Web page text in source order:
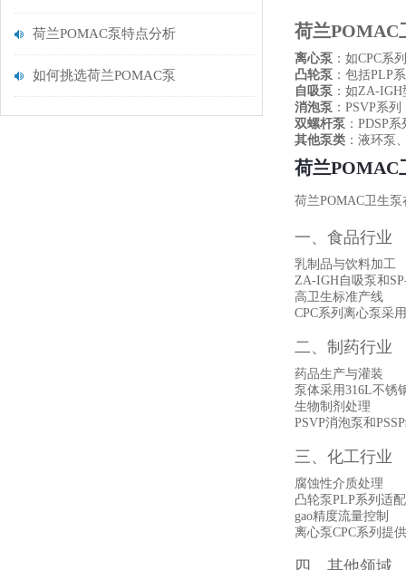
荷兰POMAC泵特点分析
如何挑选荷兰POMAC泵
荷兰POMAC
离心泵 ：如CPC系
凸轮泵 ：包括PLP
自吸泵 ：如ZA-
消泡泵 ：PSVP系
双螺杆泵 ：PDSP
其他泵类 ：液环泵
荷兰POMAC
荷兰POMAC卫生
一、食品行业
乳制品与饮料加工
ZA-IGH自吸泵和
高卫生标准产线
CPC系列离心泵采
二、制药行业
药品生产与灌装
泵体采用316L不锈
生物制剂处理
PSVP消泡泵和
三、化工行业
腐蚀性介质处理
凸轮泵PLP系列适
‌gao精度流量控制
离心泵CPC系列提
四、其他领域